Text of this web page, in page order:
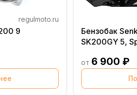
regulmoto.ru
9
Бензобак
SK200GY 5,
от 6 900 ₽